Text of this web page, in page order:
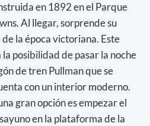
en 1892 en el Parque
Al llegar, sorprende su
la época victoriana. Este
posibilidad de pasar la noche
de tren Pullman que se
con un interior moderno.
gran opción es empezar el
en la plataforma de la